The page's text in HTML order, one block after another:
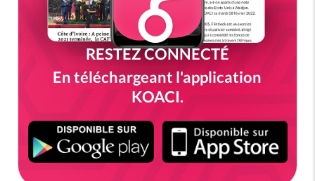
RESTEZ CONNECTÉ
En téléchargeant l'application
KOACI.